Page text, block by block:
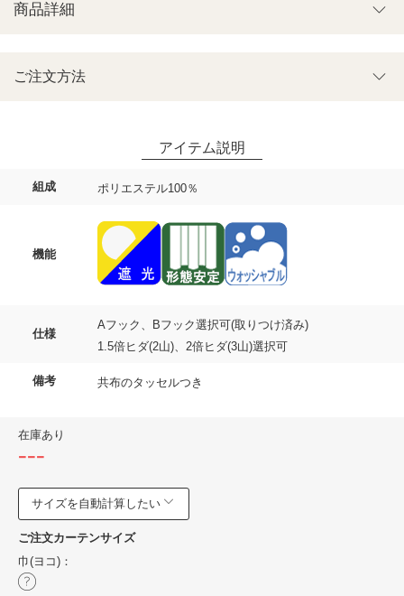
組成 ポリエステル100％
機能
仕様
Aフック、Bフック選択可(取りつけ済み)
1.5倍ヒダ(2山)、2倍ヒダ(3山)選択可
備考 共布のタッセルつき
在庫あり
---
サイズを自動計算したい
ご注文カーテンサイズ
巾(ヨコ)：
ご注文方法
商品詳細